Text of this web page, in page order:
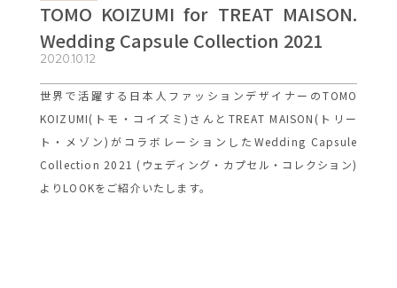
TOMO KOIZUMI for TREAT MAISON.
Wedding Capsule Collection 2021
2020.10.12
世界で活躍する日本人ファッションデザイナーのTOMO
KOIZUMI(トモ・コイズミ)さんとTREAT MAISON(トリー
ト・メゾン)がコラボレーションしたWedding Capsule
Collection 2021 (ウェディング・カプセル・コレクション)
よりLOOKをご紹介いたします。